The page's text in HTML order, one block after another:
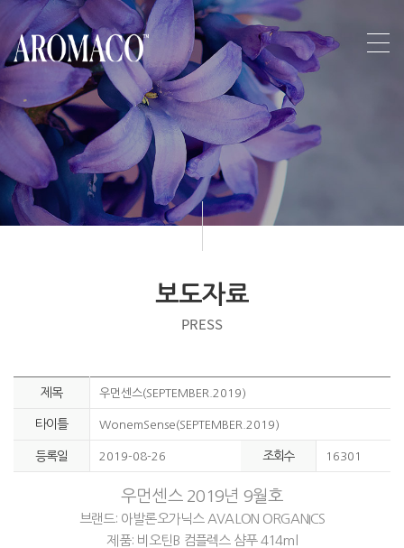
보도자료
PRESS
제목 우먼센스(SEPTEMBER.2019)
타이틀 WonemSense(SEPTEMBER.2019)
등록일 2019-08-26 조회수 16301
우먼센스 2019년 9월호
브랜드: 아발론오가닉스 AVALON ORGANICS
제품: 비오틴B 컴플렉스 샴푸 414ml